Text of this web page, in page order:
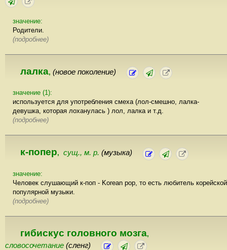
значение:
Родители.
(подробнее)
лалка, (новое поколение)
значение (1):
используется для употребления смеха (лол-смешно, лалка-
девушка, которая лоханулась ) лол, лалка и т.д.
(подробнее)
к-попер, сущ., м. р. (музыка)
значение:
Человек слушающий к-поп - Korean pop, то есть любитель корейской
популярной музыки.
(подробнее)
гибискус головного мозга,
словосочетание (сленг)